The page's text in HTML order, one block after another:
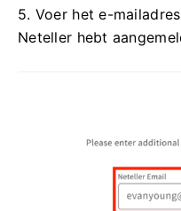
5. Voer het e-
Neteller hebt